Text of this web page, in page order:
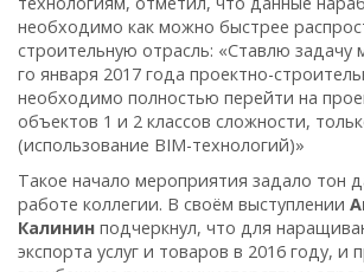
необходимо как можно быстрее
строительную отрасль: «Ставлю задачу
го января 2017 года проектно-
необходимо полностью перейти на
объектов 1 и 2 классов сложности,
(использование ВIM-технологий)»
Такое начало мероприятия задало тон
работе коллегии. В своём выступлении
Калинин подчеркнул, что для
экспорта услуг и товаров в 2016 году, и